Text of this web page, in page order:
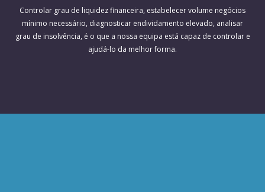
Controlar grau de liquidez financeira, estabelecer volume negócios
mínimo necessário, diagnosticar endividamento elevado, analisar
grau de insolvência, é o que a nossa equipa está capaz de controlar e
ajudá-lo da melhor forma.